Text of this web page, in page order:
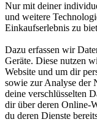
Nur mit deiner
und weitere
Einkaufserlebnis zu
Dazu erfassen wir
Geräte. Diese nutzen
Website und um dir
sowie zur Analyse der
deine verschlüsselten
dir über deren Online-
du deren Dienste